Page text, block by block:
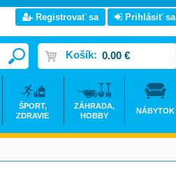
Registrovať sa Prihlásiť sa
Košík: 0.00 €
ŠPORT,
ZDRAVIE
ZÁHRADA,
HOBBY
NÁBYTOK